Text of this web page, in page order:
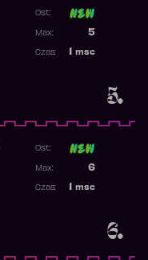
5.
Ost:
5
Max:
msc
Czas:
6.
Ost:
6
Max:
msc
Czas: